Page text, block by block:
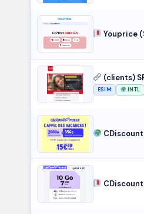
Youprice
(clients)
ESIM INTL